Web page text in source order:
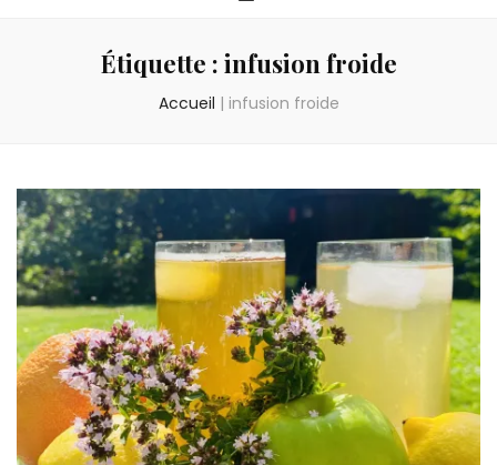
Étiquette : infusion froide
Accueil | infusion froide